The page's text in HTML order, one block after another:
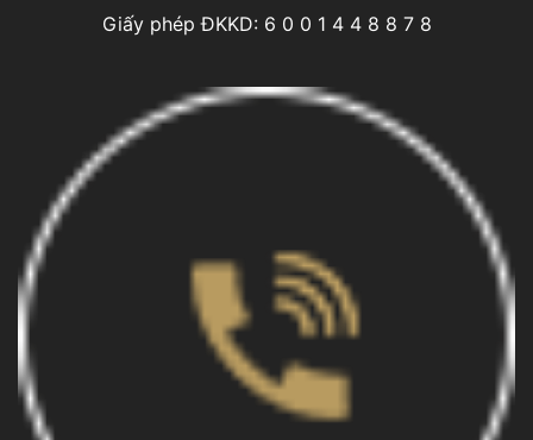
Giấy phép ĐKKD: 6 0 0 1 4 4 8 8 7 8